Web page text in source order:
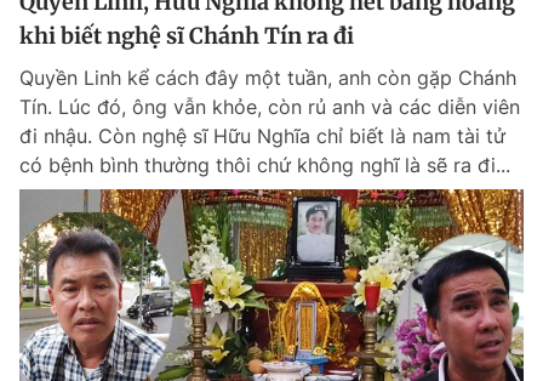
khi biết nghệ sĩ Chánh Tín ra đi
Quyền Linh kể cách đây một tuần, anh còn gặp Chánh
Tín. Lúc đó, ông vẫn khỏe, còn rủ anh và các diễn viên
đi nhậu. Còn nghệ sĩ Hữu Nghĩa chỉ biết là nam tài tử
có bệnh bình thường thôi chứ không nghĩ là sẽ ra đi...